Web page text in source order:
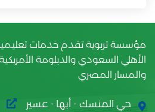
مؤسسة تربوية تقدم خدمات
الأهلي السعودي والدبلومة
والمسار المصري
حي المنسك - أبها - عسير